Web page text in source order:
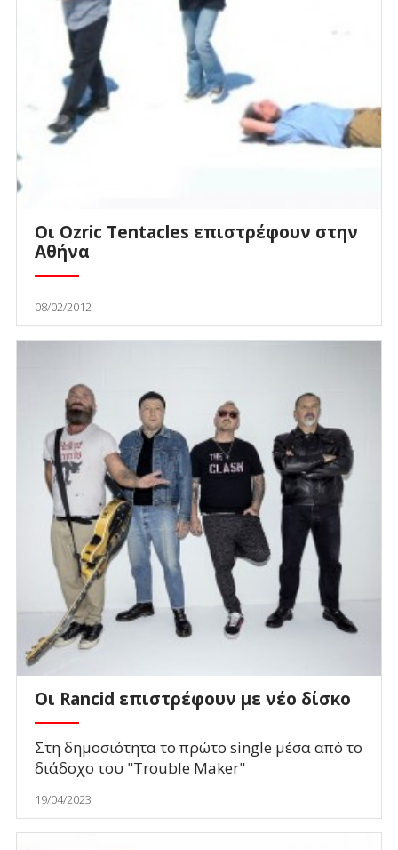
Οι Ozric Tentacles επιστρέφουν στην
Αθήνα
08/02/2012
Οι Rancid επιστρέφουν με νέο δίσκο
Στη δημοσιότητα το πρώτο single μέσα από το
διάδοχο του "Trouble Maker"
19/04/2023